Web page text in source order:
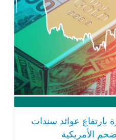
بارتفاع عوائد سندات
الأمريكية